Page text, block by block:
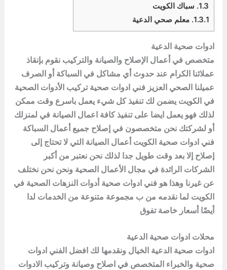
1.3. سباك الكويت
1.3.1. معلم صحي الدعية
ادوات صحية الدعية
متخصص في أعمال الإصلاح والصيانة والتركيب نقوم بإنقاذ
عملائنا الكرام عند حدوث أي مشاكل في السباكة أو الصرف
عميلنا الصحي العزيز فني ادوات صحية تركيب الأدوات الصحية
في الكويت يضمن لك تنفيذ كل شيء يعمل باسرع وقت ممكن
لذلك فهو يعمل ايضا على تنفيذ كافة اعمال الصيانة في لمنزلك
أو لشركتك نحن متخصصون في إصلاح جميع أعمال السباكة
فني ادوات صحية الكويت أعمال الصيانة التي لا تحتاج إلى
إصلاح إلا بعد وقت طويل جدا لذلك نحن نعتبر من أكبر
الشركات الرائدة في مجال الأعمال الصحية ونحن نحن نختلف
عن غيرنا وهذا هو فني ادوات صحية أدوات النزهات الصحية في
الكويت لما نقدمه من ب مجموعة متنوعة من الخدمات لدا
أيضًا أسعار خاصة تفوق
محلات ادوات صحية الدعية
ادوات صحية الدعية الخيال ونقدمها لك افضل الفني ادوات
صحية والخبراء المتخصص في اصلاح وصيانة وتركيب الادوات